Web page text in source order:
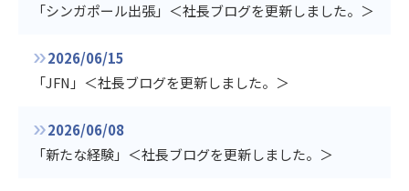
「シンガポール出張」＜社長ブログを更新しました。＞
2026/06/15
「JFN」＜社長ブログを更新しました。＞
2026/06/08
「新たな経験」＜社長ブログを更新しました。＞